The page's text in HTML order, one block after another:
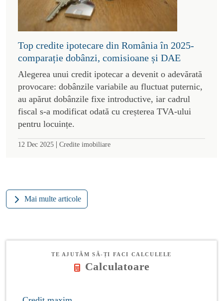
Top credite ipotecare din România în 2025-
comparație dobânzi, comisioane și DAE
Alegerea unui credit ipotecar a devenit o adevărată
provocare: dobânzile variabile au fluctuat puternic,
au apărut dobânzile fixe introductive, iar cadrul
fiscal s-a modificat odată cu creșterea TVA-ului
pentru locuințe.
12 Dec 2025 | Credite imobiliare
Mai multe articole
TE AJUTĂM SĂ-ȚI FACI CALCULELE
Calculatoare